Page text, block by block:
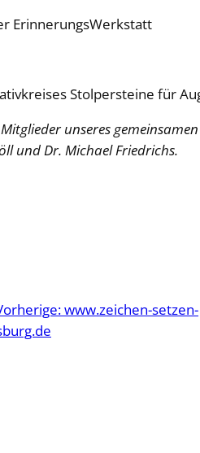
ErinnerungsWerkstatt
Stolpersteine für
unseres
und Dr. Michael Friedrichs.
www.zeichen-setzen-